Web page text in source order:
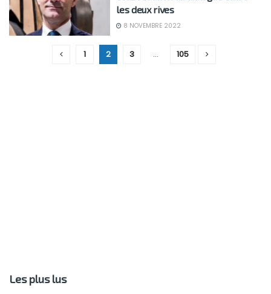
les deux rives
8 NOVEMBRE 2022
1 2 3 … 105
Les plus lus